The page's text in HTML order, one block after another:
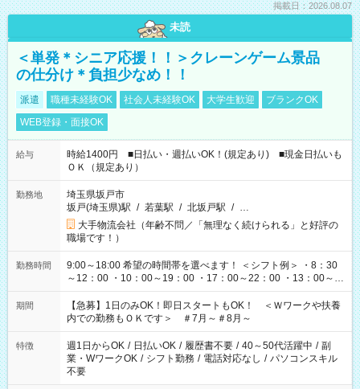
掲載日：2026.08.07
未読
＜単発＊シニア応援！！＞クレーンゲーム景品
の仕分け＊負担少なめ！！
派遣 職種未経験OK 社会人未経験OK 大学生歓迎
ブランクOK
WEB登録・面接OK
給与
時給1400円 ■日払い・週払いOK！(規定あり) ■現金日払いも
ＯＫ（規定あり）
勤務地
埼玉県坂戸市
坂戸(埼玉県)駅 / 若葉駅 / 北坂戸駅 / …
大手物流会社（年齢不問／「無理なく続けられる」と好評の
職場です！）
勤務時間
9:00～18:00 希望の時間帯を選べます！ ＜シフト例＞ ・8：30
～12：00 ・10：00～19：00 ・17：00～22：00 ・13：00～
22：00 ・22：00～翌6：00 など
期間
【急募】1日のみOK！即日スタートもOK！ ＜Ｗワークや扶養
内での勤務もＯＫです＞ ＃7月～＃8月～
特徴 週1日からOK / 日払いOK / 履歴書不要 / 40～50代活躍中 / 副
業・WワークOK / シフト勤務 / 電話対応なし / パソコンスキル
不要